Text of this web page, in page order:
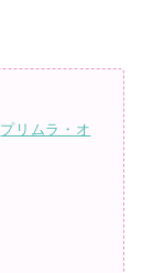
プリムラ・オ